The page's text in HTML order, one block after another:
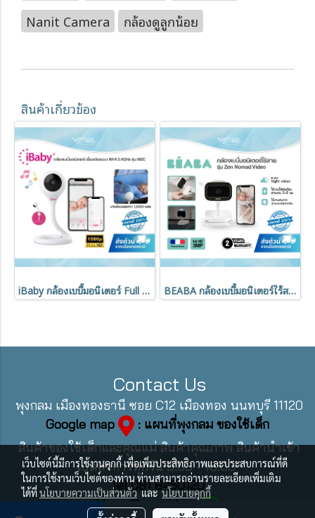
Nanit Camera
กล้องดูลูกน้อย
สินค้าเกี่ยวข้อง
iBaby กล้องเบบี้มอนิเตอร์ Full HD 1080p รุ่น M2C พร้อม Night Vision BEABA กล้องเบบี้มอนิเตอร์ไร้สาย เชื่อมต่อ Wi-fi Zen Nomad Video Baby Monitor
Contact Us
พุงกลม เมืองทองธานี ซอย C12 เมืองทอง นนทบุรี 11120
Google map
: แผนที่พุงกลม ของใช้เด็ก
สินค้าของใช้เด็กและคุณแม่ สินค้าคุณภาพ สินค้านำเข้า
เปิดทำการทุกวัน 9:00 - 18:00
Tel 081 8450120
Line : @pungklom
เว็บไซต์นี้มีการใช้งานคุกกี้ เพื่อเพิ่มประสิทธิภาพและประสบการณ์ที่ดี
ในการใช้งานเว็บไซต์ของท่าน ท่านสามารถอ่านรายละเอียดเพิ่มเติม
ได้ที่นโยบายความเป็นส่วนตัวและนโยบายคุกกี้